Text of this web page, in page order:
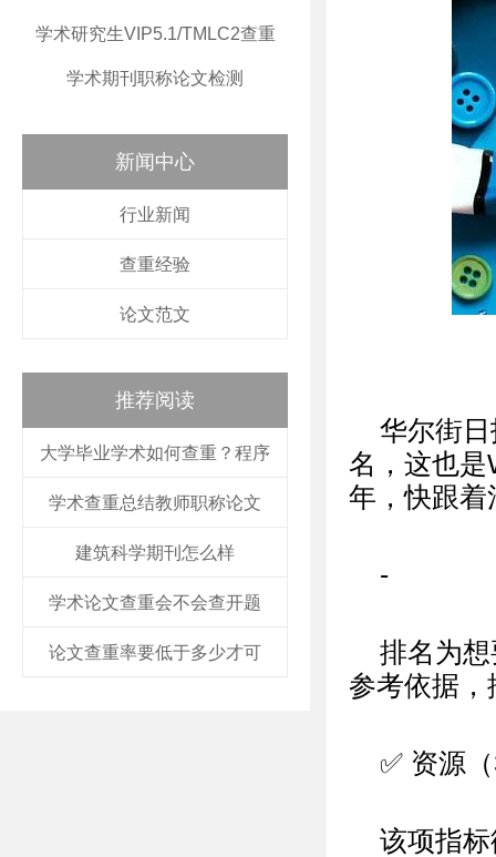
学术研究生VIP5.1/TMLC2查重
学术期刊职称论文检测
新闻中心
行业新闻
查重经验
论文范文
推荐阅读
大学毕业学术如何查重？程序
学术查重总结教师职称论文
建筑科学期刊怎么样
学术论文查重会不会查开题
论文查重率要低于多少才可
华尔街
名，这也是
年，快跟着
-
排名为
参考依据，
✅ 资源
该项指